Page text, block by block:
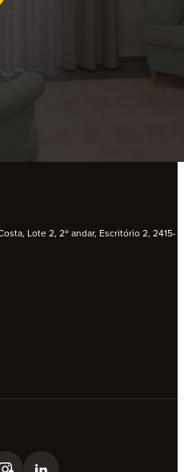
Lote 2, 2º andar, Escritório 2, 2415-